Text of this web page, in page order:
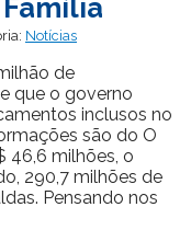
Notícias
de
que o governo
inclusos no
são do O
46,6 milhões, o
290,7 milhões de
Pensando nos